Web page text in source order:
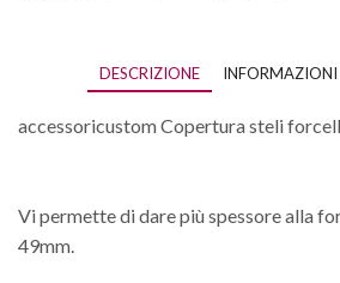
DESCRIZIONE
accessoricustom Copertura steli
Vi permette di dare più spessore alla
49mm.